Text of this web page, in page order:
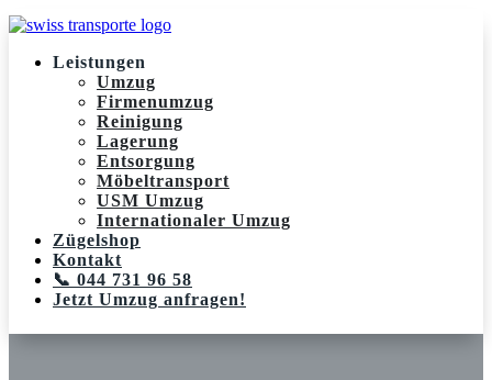
Leistungen
Umzug
Firmenumzug
Reinigung
Lagerung
Entsorgung
Möbeltransport
USM Umzug
Internationaler Umzug
Zügelshop
Kontakt
📞 044 731 96 58
Jetzt Umzug anfragen!